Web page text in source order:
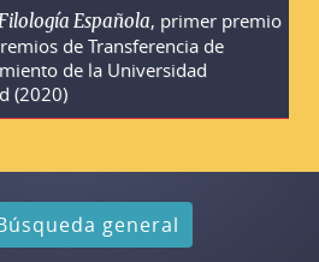
Española, primer premio
de Transferencia de
de la Universidad
(2020)
general